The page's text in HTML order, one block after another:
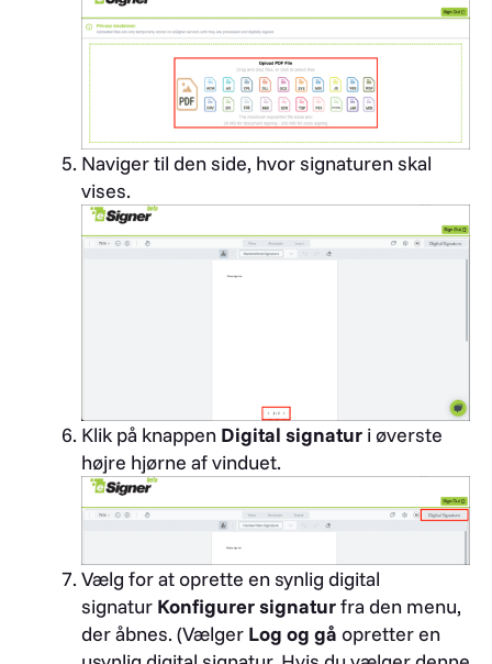
Naviger til den side, hvor signaturen skal
vises.
Klik på knappen Digital signatur i øverste
højre hjørne af vinduet.
Vælg for at oprette en synlig digital
signatur Konfigurer signaturfra den menu,
der åbnes. (Vælger Log og gå opretter en